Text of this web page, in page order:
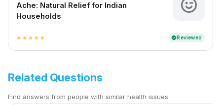
Ache: Natural Relief for Indian
Households
star star star star star verifiedReviewed
Related Questions
Find answers from people with similar health issues